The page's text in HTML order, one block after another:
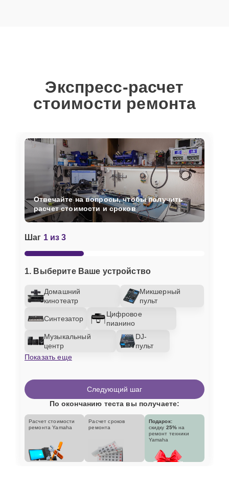
Экспресс-расчет
стоимости ремонта
Шаг 1 из 3
1. Выберите Ваше устройство
Домашний
кинотеатр
Микшерный
пульт
Синтезатор
Цифровое
пианино
Музыкальный
центр
DJ-
пульт
Показать еще
Отвечайте на вопросы, чтобы получить
расчет стоимости и сроков
Следующий шаг
По окончанию теста вы получаете:
Расчет стоимости
ремонта Yamaha
Расчет сроков
ремонта
Подарок:
скидку 25% на
ремонт техники
Yamaha